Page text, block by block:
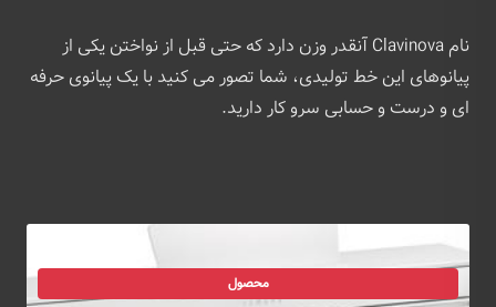
نام Clavinova آنقدر وزن دارد که حتی قبل از نواختن یکی از
پیانوهای این خط تولیدی، شما تصور می کنید با یک پیانوی حرفه
ای و درست و حسابی سرو کار دارید.
محصول